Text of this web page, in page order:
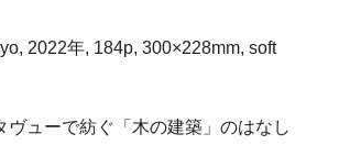
2022年, 184p, 300×228mm, soft
ヴューで紡ぐ「木の建築」のはなし